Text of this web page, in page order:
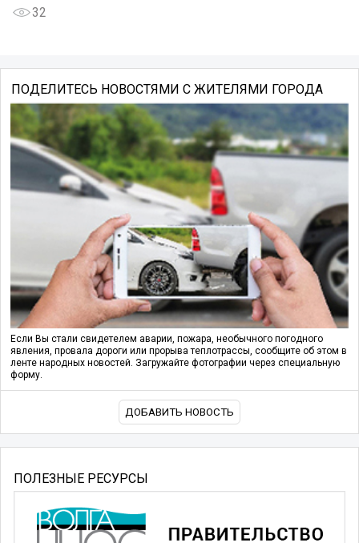
32
ПОДЕЛИТЕСЬ НОВОСТЯМИ С ЖИТЕЛЯМИ ГОРОДА
Если Вы стали свидетелем аварии, пожара, необычного погодного
явления, провала дороги или прорыва теплотрассы, сообщите об этом в
ленте народных новостей. Загружайте фотографии через специальную
форму.
ДОБАВИТЬ НОВОСТЬ
ПОЛЕЗНЫЕ РЕСУРСЫ